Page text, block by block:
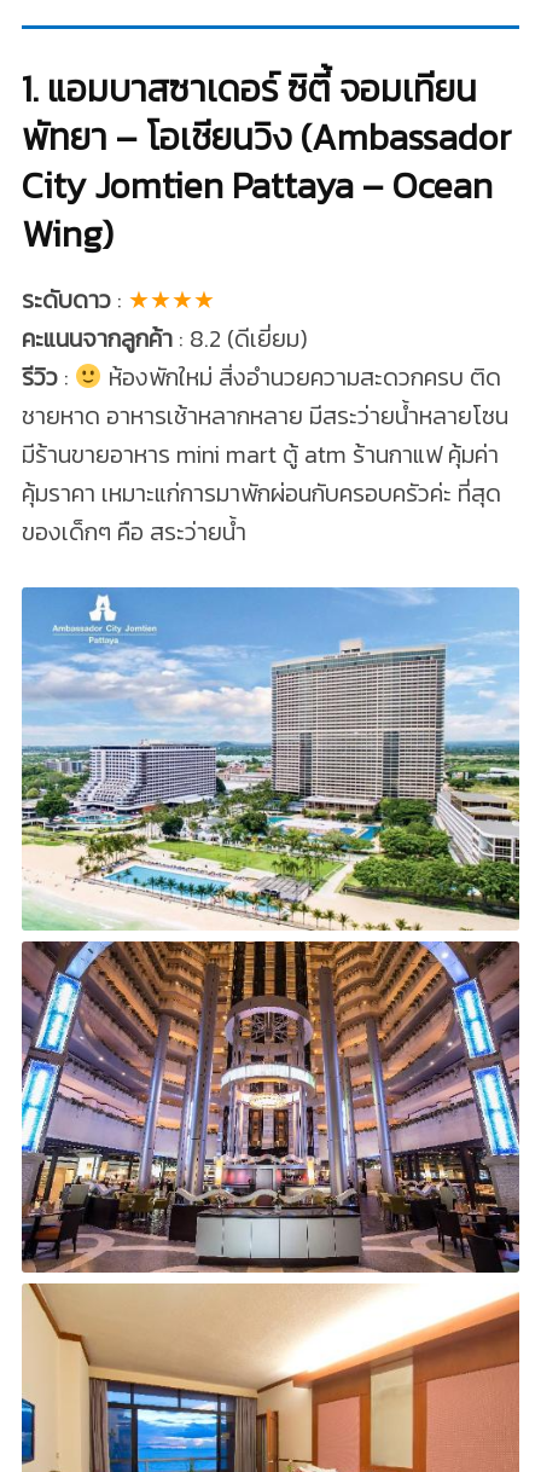
1. แอมบาสซาเดอร์ ซิตี้ จอมเทียน
พัทยา – โอเชียนวิง (Ambassador
City Jomtien Pattaya – Ocean
Wing)
ระดับดาว: ★★★★
คะแนนจากลูกค้า : 8.2 (ดีเยี่ยม)
รีวิว:
ห้องพักใหม่ สิ่งอำนวยความสะดวกครบ ติด
ชายหาด อาหารเช้าหลากหลาย มีสระว่ายน้ำหลายโซน
มีร้านขายอาหาร mini mart ตู้ atm ร้านกาแฟ คุ้มค่า
คุ้มราคา เหมาะแก่การมาพักผ่อนกับครอบครัวค่ะ ที่สุด
ของเด็กๆ คือ สระว่ายน้ำ